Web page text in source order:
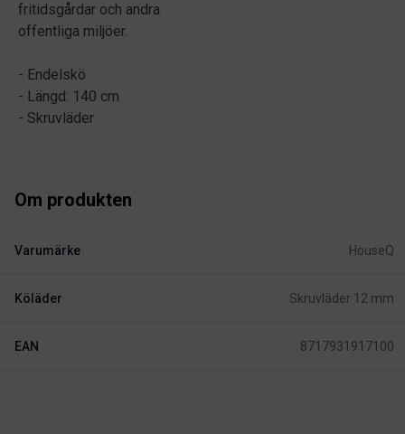
fritidsgårdar och andra
offentliga miljöer.
- Endelskö
- Längd: 140 cm
- Skruvläder
Om produkten
Varumärke HouseQ
Köläder Skruvläder 12 mm
EAN 8717931917100